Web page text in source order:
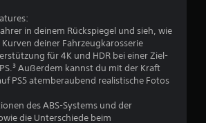
5
9
5
in deinem Rückspiegel und sieh, wie
deiner Fahrzeugkarosserie
für 4K und HDR bei einer Ziel-
Außerdem kannst du mit der Kraft
PS5 atemberaubend realistische Fotos
des ABS-Systems und der
die Unterschiede beim